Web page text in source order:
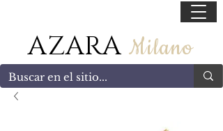
AZARA Milano